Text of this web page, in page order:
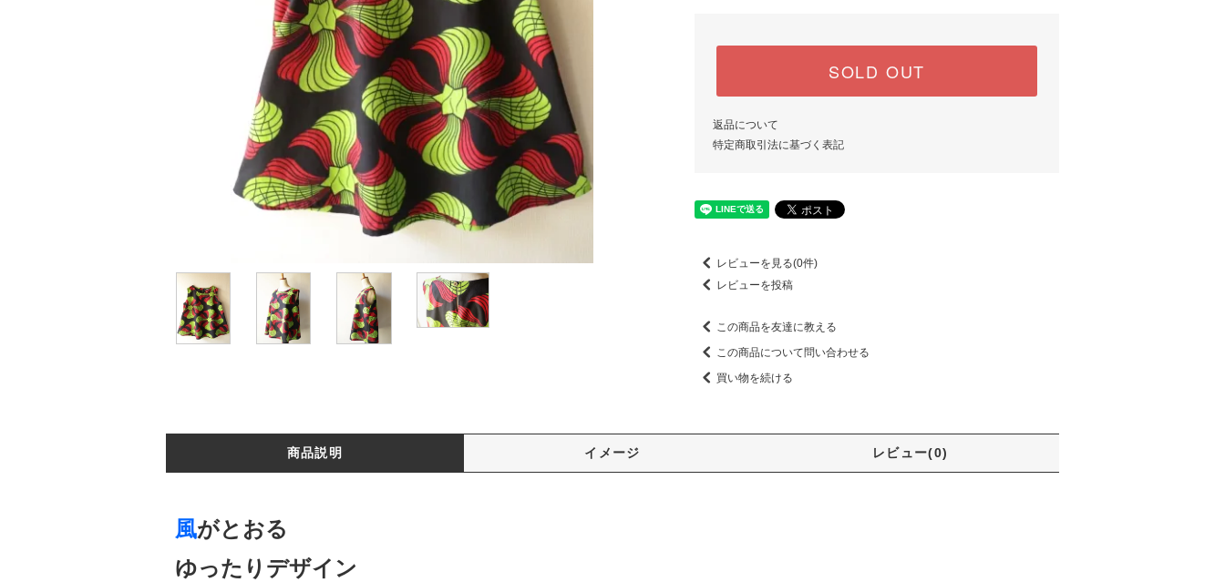
SOLD OUT
返品について
特定商取引法に基づく表記
レビューを見る(0件)
レビューを投稿
この商品を友達に教える
この商品について問い合わせる
買い物を続ける
商品説明 イメージ レビュー(0)
風がとおる
ゆったりデザイン